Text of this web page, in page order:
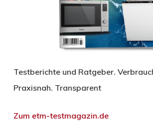
Testberichte und Ratgeber.
Praxisnah. Transparent
Zum etm-testmagazin.de